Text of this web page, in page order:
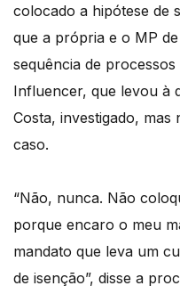
colocado a hipótese de
que a própria e o MP
sequência de
Influencer, que levou à
Costa, investigado,
caso.
“Não, nunca. Não
porque encaro o meu
mandato que leva um
de isenção”, disse a